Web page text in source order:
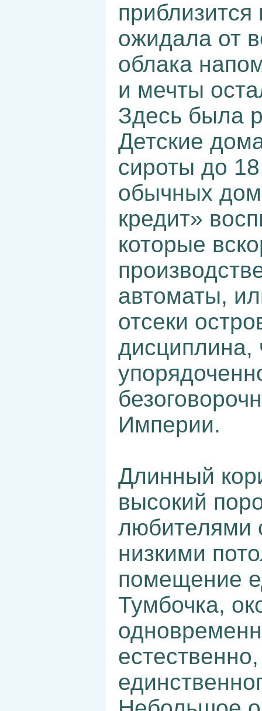
ожидала от
облака
и мечты
Здесь была
Детские
сироты до
обычных
кредит»
которые
автоматы,
отсеки
дисциплина,
Империи.
Длинный
высокий
любителями
низкими
помещение
Тумбочка,